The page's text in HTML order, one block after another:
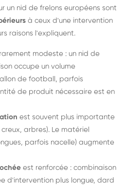
un nid de frelons européens sont
à ceux d'une intervention
raisons l'expliquent.
modeste : un nid de
occupe un volume
de football, parfois
de produit nécessaire est en
est souvent plus importante
arbres). Le matériel
parfois nacelle) augmente
est renforcée : combinaison
d'intervention plus longue, dard